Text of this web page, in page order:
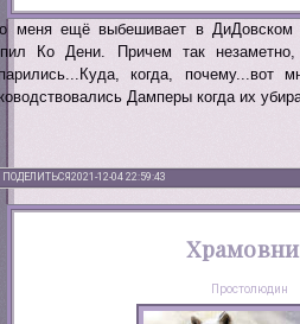
меня ещё выбешивает в
Ко Дени. Причем так незаметно,
когда, почему...вот
Дамперы когда их
ПОДЕЛИТЬСЯ2021-12-04 22:59:43
Простолюдин